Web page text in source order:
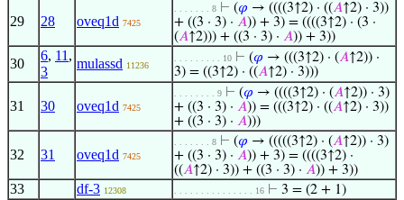
29 28 oveq1d 7425
. . . . . . . 8 ⊢ (𝜑 → ((((3↑2) · ((𝐴↑2) · 3))
+ ((3 · 3) · 𝐴)) + 3) = ((((3↑2) · (3 ·
(𝐴↑2))) + ((3 · 3) · 𝐴)) + 3))
30
6, 11 ,
3
mulassd 11236
. . . . . . . . . 10 ⊢ (𝜑 → (((3↑2) · (𝐴↑2)) ·
3) = ((3↑2) · ((𝐴↑2) · 3)))
31 30 oveq1d 7425
. . . . . . . . 9 ⊢ (𝜑 → ((((3↑2) · (𝐴↑2)) · 3)
+ ((3 · 3) · 𝐴)) = (((3↑2) · ((𝐴↑2) · 3))
+ ((3 · 3) · 𝐴)))
32 31 oveq1d 7425
. . . . . . . 8 ⊢ (𝜑 → (((((3↑2) · (𝐴↑2)) · 3)
+ ((3 · 3) · 𝐴)) + 3) = ((((3↑2) ·
((𝐴↑2) · 3)) + ((3 · 3) · 𝐴)) + 3))
33 df-3 12308 . . . . . . . . . . . . . . . 16 ⊢ 3 = (2 + 1)